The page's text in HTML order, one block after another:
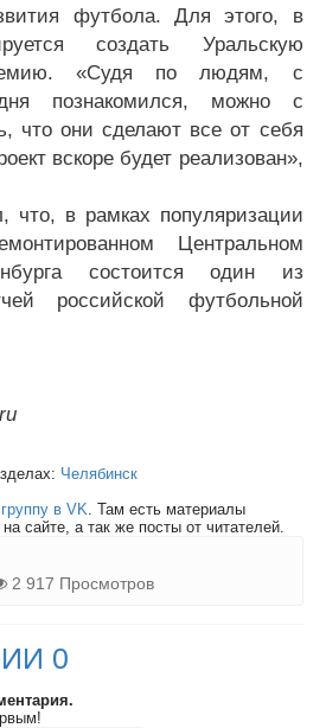
футбола. Для этого, в
создать Уральскую
«Судя по людям, с
познакомился, можно с
что они сделают все от себя
вскоре будет реализован»,
что, в рамках популяризации
Центральном
состоится один из
российской футбольной
Челябинск
группу в VK. Там есть материалы
сайте, а так же посты от читателей.
2 917 Просмотров
0